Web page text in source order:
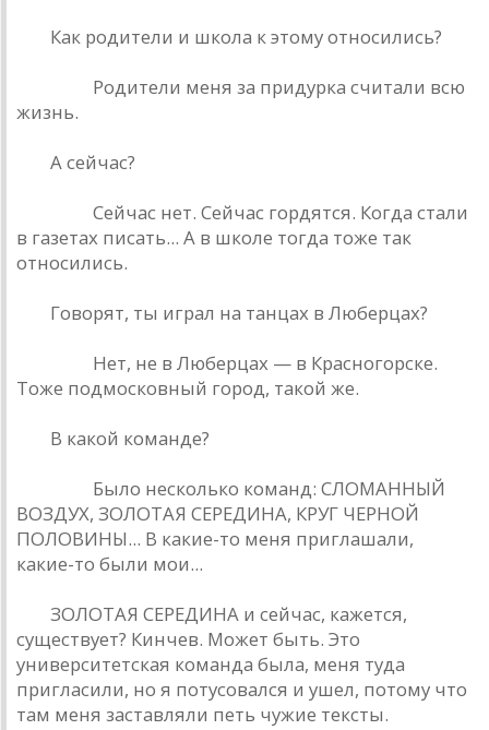
Как родители и школа к этому относились?
Родители меня за придурка считали всю
жизнь.
А сейчас?
Сейчас нет. Сейчас гордятся. Когда стали
в газетах писать... А в школе тогда тоже так
относились.
Говорят, ты играл на танцах в Люберцах?
Нет, не в Люберцах — в Красногорске.
Тоже подмосковный город, такой же.
В какой команде?
Было несколько команд: СЛОМАННЫЙ
ВОЗДУХ, ЗОЛОТАЯ СЕРЕДИНА, КРУГ ЧЕРНОЙ
ПОЛОВИНЫ... В какие-то меня приглашали,
какие-то были мои...
ЗОЛОТАЯ СЕРЕДИНА и сейчас, кажется,
существует? Кинчев. Может быть. Это
университетская команда была, меня туда
пригласили, но я потусовался и ушел, потому что
там меня заставляли петь чужие тексты.